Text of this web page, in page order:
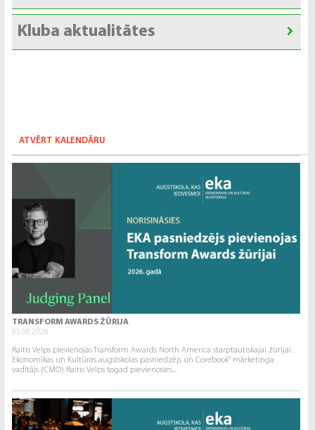
Kluba aktualitātes
ATVĒRT KALENDĀRU
TRANSFORM AWARDS ŽŪRIJA
05.08.2026.
Raitis Velps pievienojas Transform Awards North America starptautiskajai žūrijai.
Ekonomikas un Kultūras augstskolas pasniedzējs un Corebook° mārketinga
vadītājs (CMO) Raitis Velps šogad pievienosies...